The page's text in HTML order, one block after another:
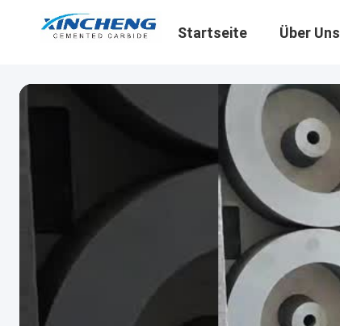
Startseite Über Uns